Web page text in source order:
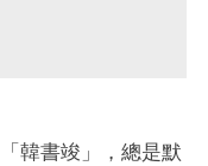
韓書竣」，總是默